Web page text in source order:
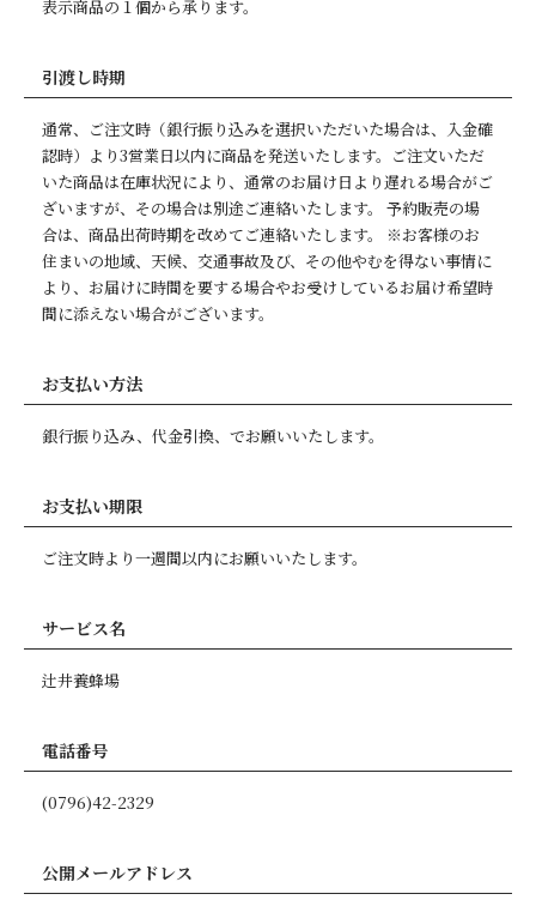
表示商品の１個から承ります。
引渡し時期
通常、ご注文時（銀行振り込みを選択いただいた場合は、入金確
認時）より3営業日以内に商品を発送いたします。ご注文いただ
いた商品は在庫状況により、通常のお届け日より遅れる場合がご
ざいますが、その場合は別途ご連絡いたします。 予約販売の場
合は、商品出荷時期を改めてご連絡いたします。 ※お客様のお
住まいの地域、天候、交通事故及び、その他やむを得ない事情に
より、お届けに時間を要する場合やお受けしているお届け希望時
間に添えない場合がございます。
お支払い方法
銀行振り込み、代金引換、 でお願いいたします。
お支払い期限
ご注文時より一週間以内にお願いいたします。
サービス名
辻井養蜂場
電話番号
(0796)42-2329
公開メールアドレス